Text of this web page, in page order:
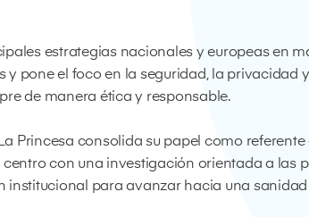
estrategias nacionales y europeas en
pone el foco en la seguridad, la privacidad
de manera ética y responsable.
Princesa consolida su papel como
con una investigación orientada a las
para avanzar hacia una